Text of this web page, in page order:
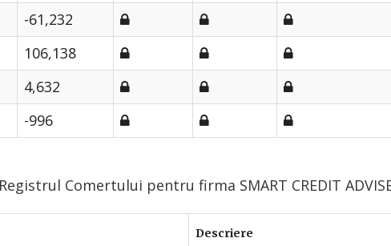
-61,232
106,138
4,632
-996
Comertului pentru firma SMART CREDIT
Descriere